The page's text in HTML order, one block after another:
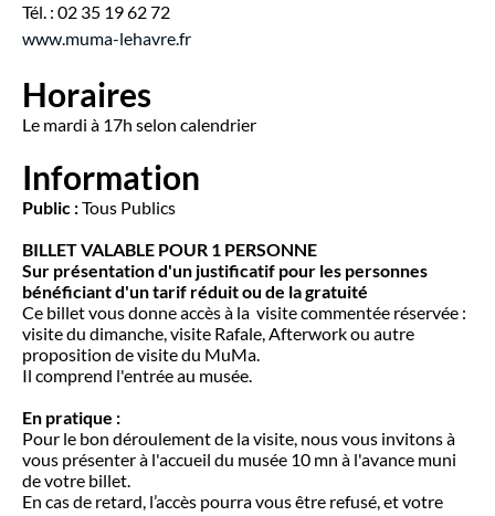
Tél. : 02 35 19 62 72
www.muma-lehavre.fr
Horaires
Le mardi à 17h selon calendrier
Information
Public :Tous Publics
BILLET VALABLE POUR 1 PERSONNE
Sur présentation d'un justificatif pour les personnes
bénéficiant d'un tarif réduit ou de la gratuité
Ce billet vous donne accès à la visite commentée réservée :
visite du dimanche, visite Rafale, Afterwork ou autre
proposition de visite du MuMa.
Il comprend l'entrée au musée.
En pratique :
Pour le bon déroulement de la visite, nous vous invitons à
vous présenter à l'accueil du musée 10 mn à l'avance muni
de votre billet.
En cas de retard, l’accès pourra vous être refusé, et votre